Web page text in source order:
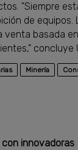
"Siempre
de
basada
concluye
Minería
innovadoras